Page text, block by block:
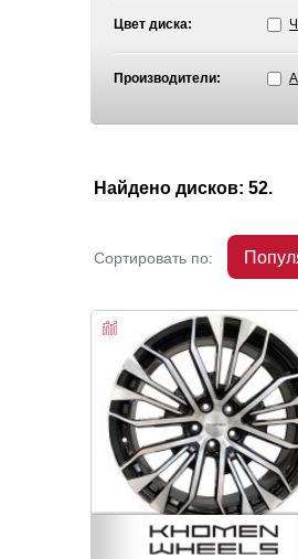
Цвет диска:
Производители:
Найдено дисков: 52.
Сортировать по: